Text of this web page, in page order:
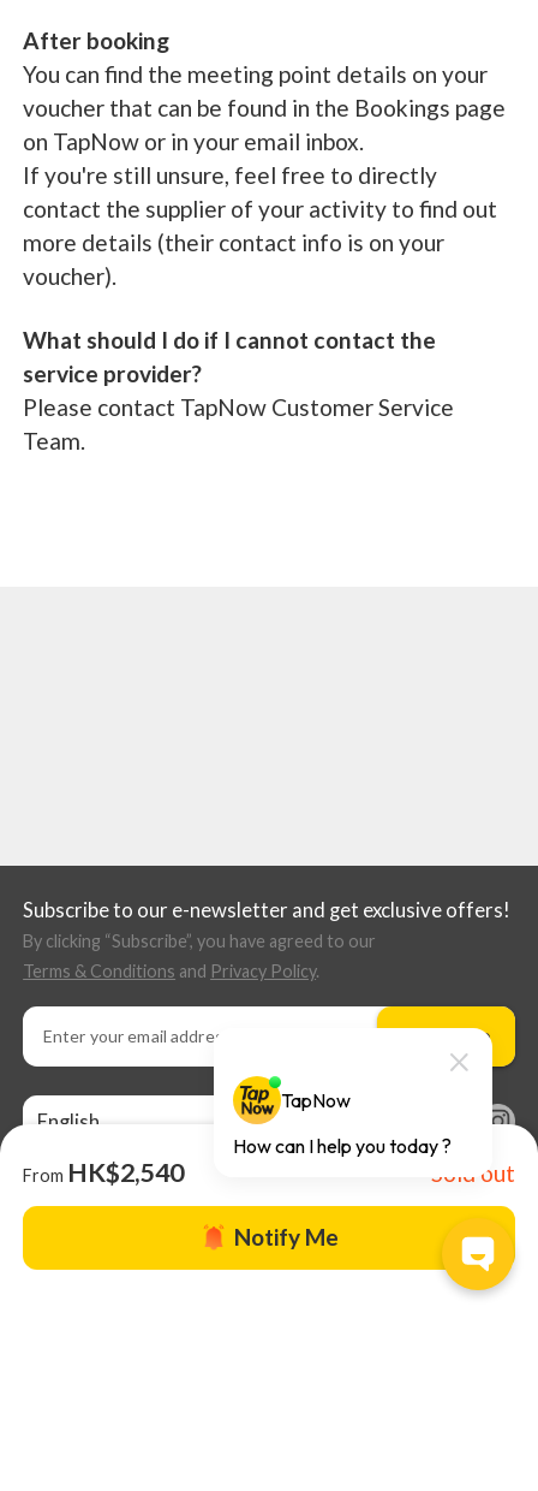
After booking
You can find the meeting point details on your
voucher that can be found in the Bookings page
on TapNow or in your email inbox.
If you're still unsure, feel free to directly
contact the supplier of your activity to find out
more details (their contact info is on your
voucher).
What should I do if I cannot contact the
service provider?
Please contact TapNow Customer Service
Team.
From HK$2,540 Sold out
Notify Me
Subscribe to our e-newsletter and get exclusive offers!
By clicking “Subscribe”, you have agreed to our
Terms & Conditions and Privacy Policy.
Subscribe
English
Terms of Use|Help